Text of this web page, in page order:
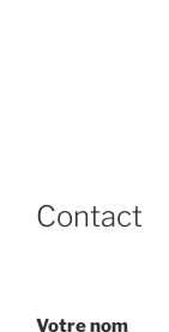
Contact
Votre nom